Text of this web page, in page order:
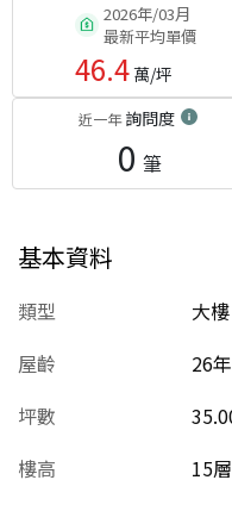
2026年/03月
最新平均單價
46.4萬/坪
近一年詢問度
0 筆
基本資料
類型
大樓
屋齡
26年
坪數
樓高
15層